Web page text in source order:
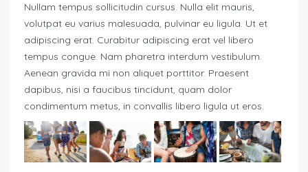
Nullam tempus sollicitudin cursus. Nulla elit mauris,
volutpat eu varius malesuada, pulvinar eu ligula. Ut et
adipiscing erat. Curabitur adipiscing erat vel libero
tempus congue. Nam pharetra interdum vestibulum.
Aenean gravida mi non aliquet porttitor. Praesent
dapibus, nisi a faucibus tincidunt, quam dolor
condimentum metus, in convallis libero ligula ut eros.